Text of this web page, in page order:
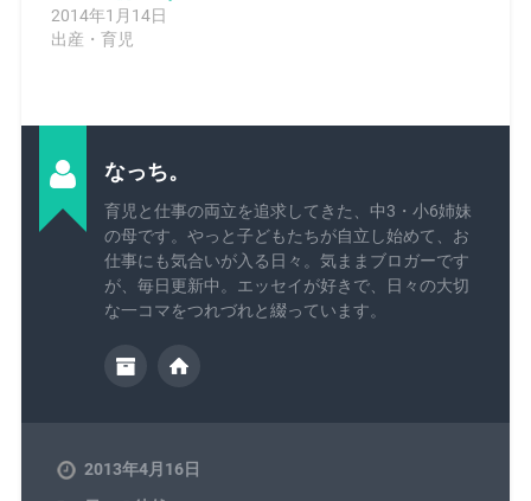
2014年1月14日
出産・育児
なっち。
育児と仕事の両立を追求してきた、中3・小6姉妹
の母です。やっと子どもたちが自立し始めて、お
仕事にも気合いが入る日々。気ままブロガーです
が、毎日更新中。エッセイが好きで、日々の大切
な一コマをつれづれと綴っています。
2013年4月16日